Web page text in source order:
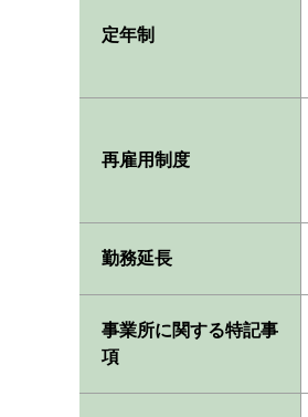
定年制
再雇用制度
勤務延長
事業所に関する特記事
項